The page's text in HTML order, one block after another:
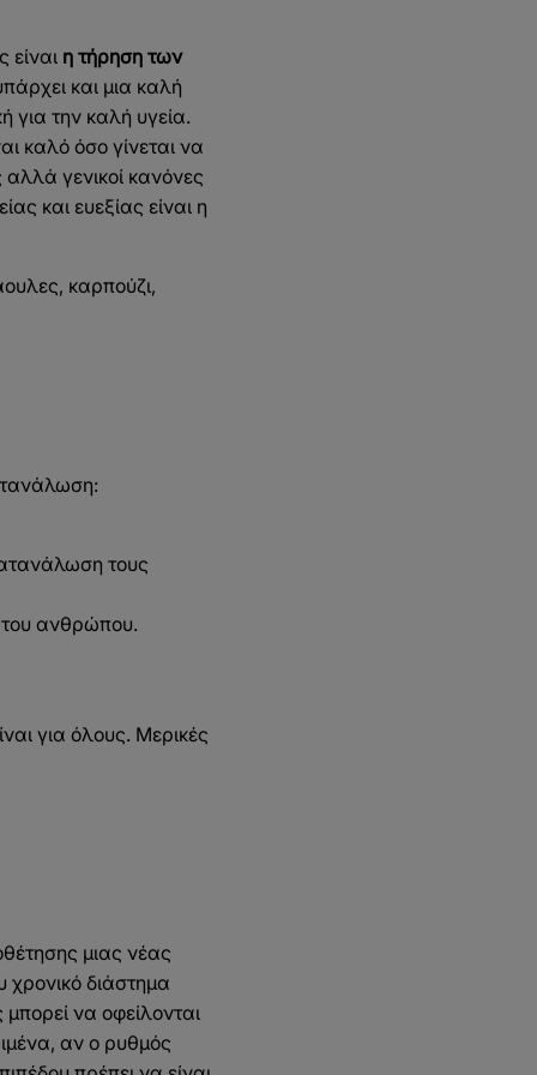
είναι η τήρηση των
και μια καλή
για την καλή υγεία.
καλό όσο γίνεται να
γενικοί κανόνες
και ευεξίας είναι η
καρπούζι,
τους
του ανθρώπου.
για όλους. Μερικές
μιας νέας
διάστημα
να οφείλονται
αν ο ρυθμός